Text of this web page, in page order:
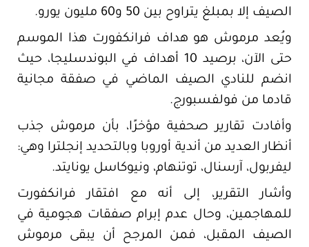
الصيف إلا بمبلغ يتراوح بين 50 و60 مليون يورو.
ويُعد مرموش هو هداف فرانكفورت هذا الموسم
حتى الآن، برصيد 10 أهداف في البوندسليجا، حيث
انضم للنادي الصيف الماضي في صفقة مجانية
قادما من فولفسبورج.
وأفادت تقارير صحفية مؤخرًا، بأن مرموش جذب
أنظار العديد من أندية أوروبا وبالتحديد إنجلترا وهي:
ليفربول، آرسنال، توتنهام، ونيوكاسل يونايتد.
وأشار التقرير، إلى أنه مع افتقار فرانكفورت
للمهاجمين، وحال عدم إبرام صفقات هجومية في
الصيف المقبل، فمن المرجح أن يبقى مرموش